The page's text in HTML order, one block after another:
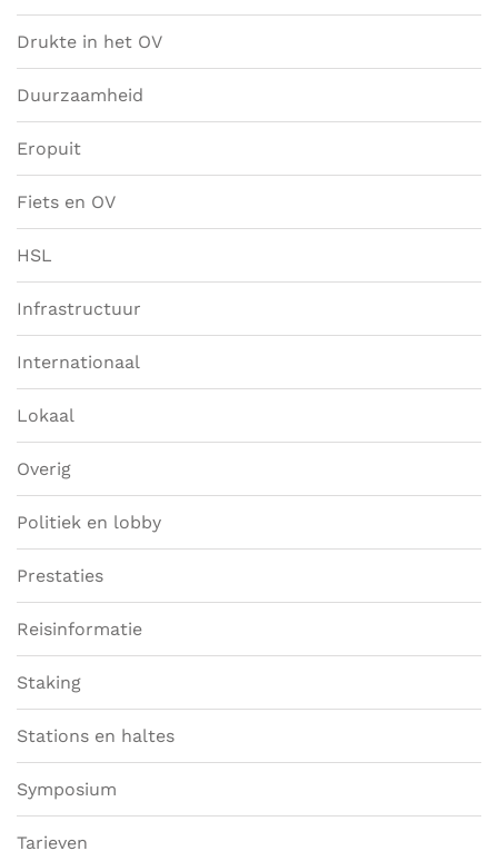
Drukte in het OV
Duurzaamheid
Eropuit
Fiets en OV
HSL
Infrastructuur
Internationaal
Lokaal
Overig
Politiek en lobby
Prestaties
Reisinformatie
Staking
Stations en haltes
Symposium
Tarieven